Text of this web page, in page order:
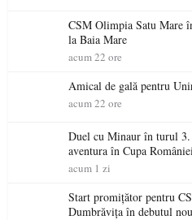
CSM Olimpia Satu Mare începe
la Baia Mare
acum 22 ore
Amical de gală pentru
acum 22 ore
Duel cu Minaur în turul
aventura în Cupa
acum 1 zi
Start promițător pentru
Dumbrăvița în debutul